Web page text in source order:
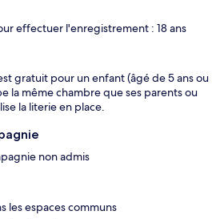
effectuer l'enregistrement : 18 ans
gratuit pour un enfant (âgé de 5 ans ou
la même chambre que ses parents ou
la literie en place.
non admis
les espaces communs